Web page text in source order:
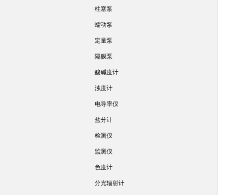
柱塞泵
蠕动泵
定量泵
隔膜泵
酸碱度计
浊度计
电导率仪
盐分计
检测仪
监测仪
色度计
分光辐射计